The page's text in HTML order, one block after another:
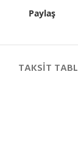
Paylaş
TAKSIT